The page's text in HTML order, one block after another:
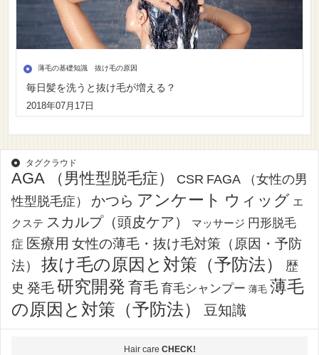
薄毛の基礎知識 抜け毛の原因
毎日髪を洗うと抜け毛が増える？
2018年07月17日
タグクラウド
AGA （男性型脱毛症） CSR FAGA （女性の男
性型脱毛症）
かつら アンケート ウィッグ エ
クステ スカルプ（頭皮ケア） マッサージ 円形脱毛
症 医療用 女性の薄毛・抜け毛対策（原因・予防
法）
抜け毛の原因と対策（予防法）
歴
史 発毛研究開発 育毛 育毛シャンプー 薄毛 薄毛
の原因と対策（予防法）
豆知識
Hair care CHECK!